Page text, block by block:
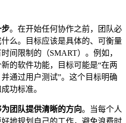
步。在开始任何协作之前，团队必
么。目标应该是具体的、可衡量
间限制的（SMART）。例如，
的软件功能，目标可能是“在两
通过用户测试”。这个目标明确
功标准。
团队提供清晰的方向。当每个人